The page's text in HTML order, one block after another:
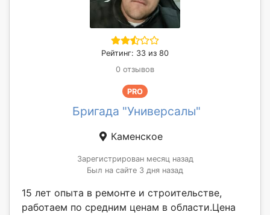
Рейтинг: 33 из 80
0 отзывов
PRO
Бригада "Универсалы"
Каменское
Зарегистрирован месяц назад
Был на сайте 3 дня назад
15 лет опыта в ремонте и строительстве,
работаем по средним ценам в области.Цена